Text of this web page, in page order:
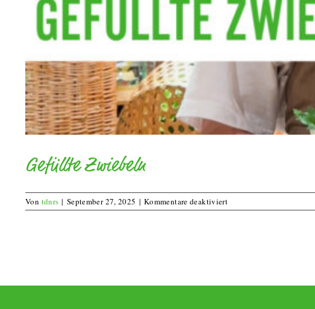
Gefüllte Zwiebeln
Von tdnrs | September 27, 2025 | Kommentare deaktiviertfür
Gefüllte